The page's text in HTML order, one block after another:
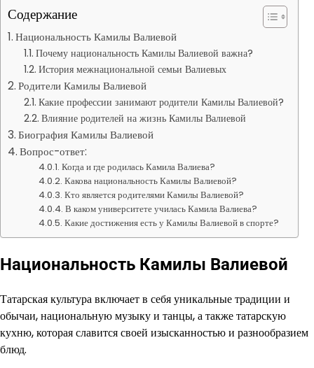
Содержание
Национальность Камилы Валиевой
Почему национальность Камилы Валиевой важна?
История межнациональной семьи Валиевых
Родители Камилы Валиевой
Какие профессии занимают родители Камилы Валиевой?
Влияние родителей на жизнь Камилы Валиевой
Биография Камилы Валиевой
Вопрос-ответ:
Когда и где родилась Камила Валиева?
Какова национальность Камилы Валиевой?
Кто является родителями Камилы Валиевой?
В каком университете училась Камила Валиева?
Какие достижения есть у Камилы Валиевой в спорте?
Национальность Камилы Валиевой
Татарская культура включает в себя уникальные традиции и
обычаи, национальную музыку и танцы, а также татарскую
кухню, которая славится своей изысканностью и разнообразием
блюд.